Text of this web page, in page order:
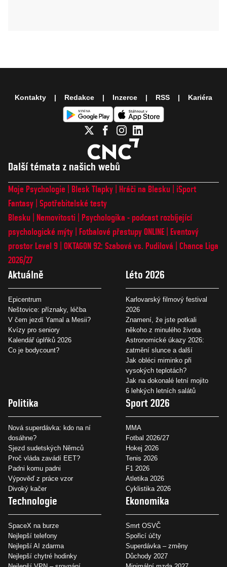
Další témata z našich webů
Moje Psychologie Blesk Tlapky Hráči na Blesku
iSport
Fantasy Spotřebitelské testy
Blesku
Nemovitosti
Psychologika - podcast rozbíjející
psychologické mýty
Fotbalové přestupy ONLINE
Eventový
prostor Level 9 OKTAGON 92: Szabová vs. Pudilová
Chance Liga
2026/27
Aktuálně
Epicentrum
Neštovice: příznaky, léčba
V čem jezdí Yamal a Mesii?
Kvízy pro seniory
Kalendář úplňků 2026
Co je bodycount?
Léto 2026
Karlovarský filmový festival
2026
Znamení, že jste potkali
někoho z minulého života
Astronomické úkazy 2026:
zatmění slunce a další
Jak obléci miminko při
vysokých teplotách?
Jak na dokonalé letní mojito
6 lehkých letních salátů
Politika
Nová superdávka: kdo na ní
dosáhne?
Sjezd sudetských Němců
Proč vláda zavádí EET?
Padni komu padni
Výpověď z práce vzor
Divoký kačer
Sport 2026
MMA
Fotbal 2026/27
Hokej 2026
Tenis 2026
F1 2026
Atletika 2026
Cyklistika 2026
Technologie
SpaceX na burze
Nejlepší telefony
Nejlepší AI zdarma
Nejlepší chytré hodinky
Ekonomika
Smrt OSVČ
Spořicí účty
Superdávka – změny
Důchody 2027
Kontakty Redakce Inzerce RSS Kariéra